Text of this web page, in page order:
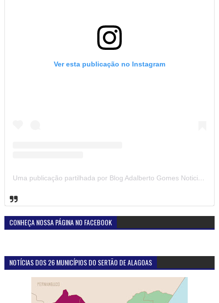
Ver esta publicação no Instagram
Uma publicação partilhada por Blog Adalberto Gomes Noticias (@blogadalbertogomesnoticiass)
CONHEÇA NOSSA PÁGINA NO FACEBOOK
NOTÍCIAS DOS 26 MUNICÍPIOS DO SERTÃO DE ALAGOAS